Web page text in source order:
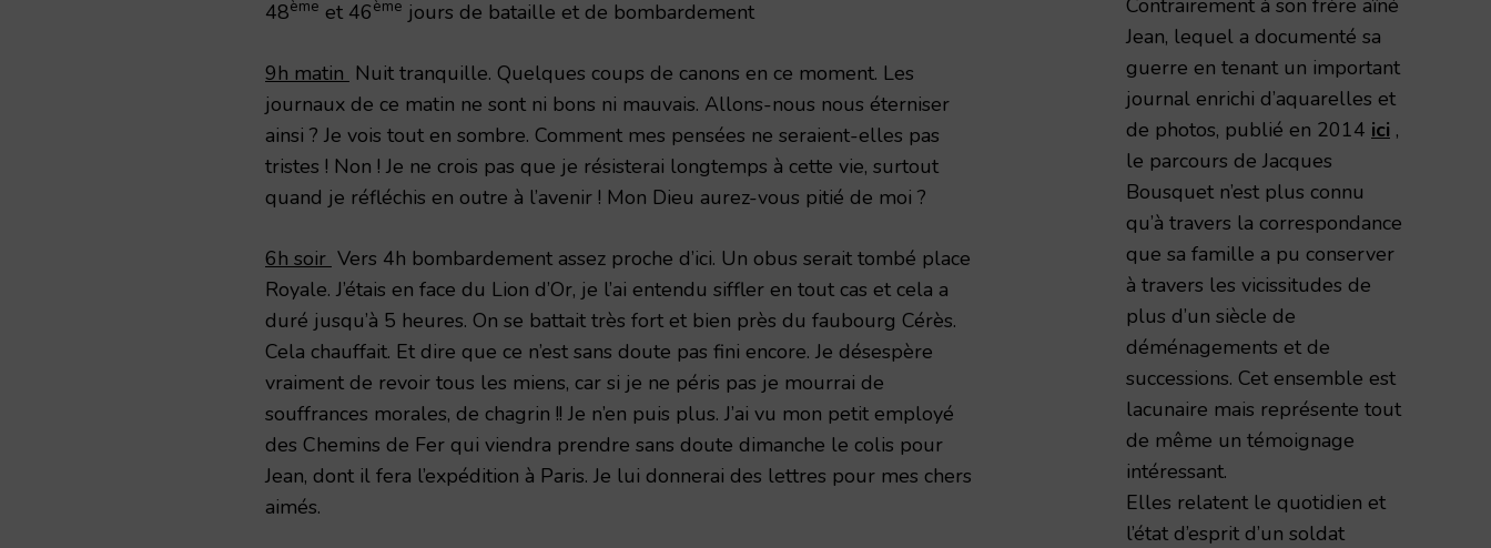
48ème et 46ème jours de bataille et de bombardement
9h matin Nuit tranquille. Quelques coups de canons en ce moment. Les
journaux de ce matin ne sont ni bons ni mauvais. Allons-nous nous éterniser
ainsi ? Je vois tout en sombre. Comment mes pensées ne seraient-elles pas
tristes ! Non ! Je ne crois pas que je résisterai longtemps à cette vie, surtout
quand je réfléchis en outre à l’avenir ! Mon Dieu aurez-vous pitié de moi ?
6h soir Vers 4h bombardement assez proche d’ici. Un obus serait tombé place
Royale. J’étais en face du Lion d’Or, je l’ai entendu siffler en tout cas et cela a
duré jusqu’à 5 heures. On se battait très fort et bien près du faubourg Cérès.
Cela chauffait. Et dire que ce n’est sans doute pas fini encore. Je désespère
vraiment de revoir tous les miens, car si je ne péris pas je mourrai de
souffrances morales, de chagrin !! Je n’en puis plus. J’ai vu mon petit employé
des Chemins de Fer qui viendra prendre sans doute dimanche le colis pour
Jean, dont il fera l’expédition à Paris. Je lui donnerai des lettres pour mes chers
aimés.
Contrairement à son frère aîné
Jean, lequel a documenté sa
guerre en tenant un important
journal enrichi d’aquarelles et
de photos, publié en 2014 ici ,
le parcours de Jacques
Bousquet n’est plus connu
qu’à travers la correspondance
que sa famille a pu conserver
à travers les vicissitudes de
plus d’un siècle de
déménagements et de
successions. Cet ensemble est
lacunaire mais représente tout
de même un témoignage
intéressant.
Elles relatent le quotidien et
l’état d’esprit d’un soldat